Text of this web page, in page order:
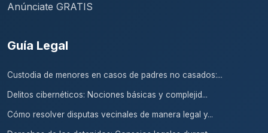
Anúnciate GRATIS
Guía Legal
Custodia de menores en casos de padres no casados:...
Delitos cibernéticos: Nociones básicas y complejid...
Cómo resolver disputas vecinales de manera legal y...